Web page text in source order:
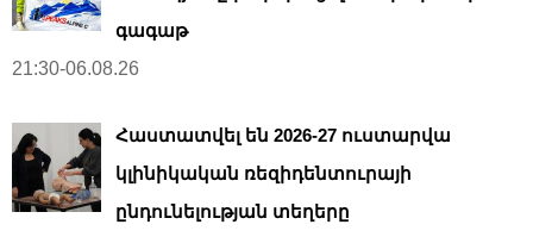
գագաթ
21:30-06.08.26
Հաստատվել են 2026-27 ուստարվա
կլինիկական ռեզիդենտուրայի
ընդունելության տեղերը